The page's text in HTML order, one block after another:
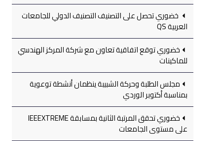
خضوري تحصل على التصنيف التصنيف الدولي للجامعات
العربية QS
خضوري توقع اتفاقية تعاون مع شركة المركز الهندسي
للماكينات
مجلس الطلبة وحركة الشبيبة ينظمان أنشطة توعوية
بمناسبة أكتوبر الوردي
خضوري تحقق المرتبة الثانية بمسابقة IEEEXTREME
على مستوى الجامعات